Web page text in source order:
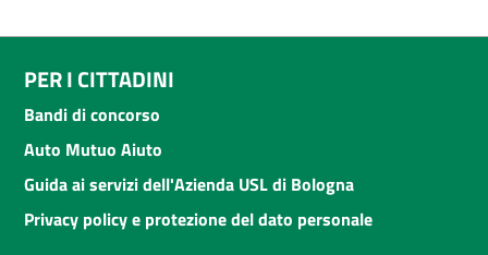
PER I CITTADINI
Bandi di concorso
Auto Mutuo Aiuto
Guida ai servizi dell'Azienda USL di Bologna
Privacy policy e protezione del dato personale